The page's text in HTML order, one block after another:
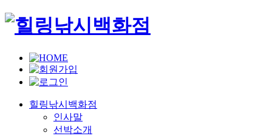
힐링낚시백화점
인사말
선박소개